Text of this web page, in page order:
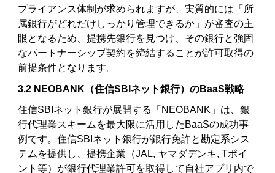
プライアンス体制が求められますが、実質的には「所
属銀行がどれだけしっかり管理できるか」が審査の主
眼となるため、提携先銀行を見つけ、その銀行と強固
なパートナーシップ契約を締結することが許可取得の
前提条件となります。
3.2 NEOBANK（住信SBIネット銀行）のBaaS戦略
住信SBIネット銀行が展開する「NEOBANK」は、銀
行代理業スキームを最大限に活用したBaaSの成功事
例です。住信SBIネット銀行が銀行免許と勘定系シス
テムを提供し、提携企業（JAL, ヤマダデンキ, Tポイ
ント等）が銀行代理業許可を取得して自社アプリ内で